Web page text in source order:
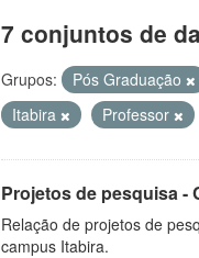
7 conjuntos de
Grupos: Pós Graduação
Itabira
Professor
Projetos de pesquisa -
Relação de projetos de
campus Itabira.